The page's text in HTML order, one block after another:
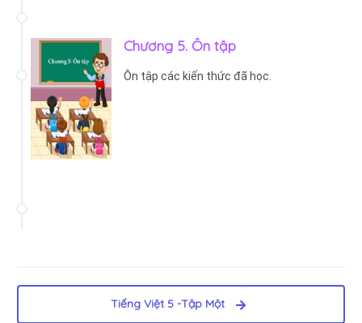
Chương 5. Ôn tập
Ôn tập các kiến thức đã học.
Tiếng Việt 5 -Tập Một